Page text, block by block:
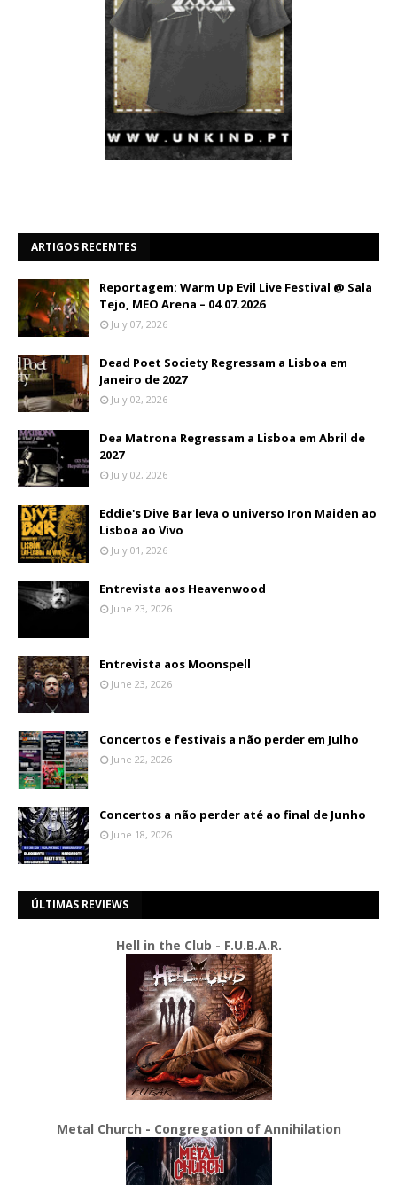
ARTIGOS RECENTES
Reportagem: Warm Up Evil Live Festival @ Sala
Tejo, MEO Arena – 04.07.2026
July 07, 2026
Dead Poet Society Regressam a Lisboa em
Janeiro de 2027
July 02, 2026
Dea Matrona Regressam a Lisboa em Abril de
2027
July 02, 2026
Eddie's Dive Bar leva o universo Iron Maiden ao
Lisboa ao Vivo
July 01, 2026
Entrevista aos Heavenwood
June 23, 2026
Entrevista aos Moonspell
June 23, 2026
Concertos e festivais a não perder em Julho
June 22, 2026
Concertos a não perder até ao final de Junho
June 18, 2026
ÚLTIMAS REVIEWS
Hell in the Club - F.U.B.A.R.
Metal Church - Congregation of Annihilation